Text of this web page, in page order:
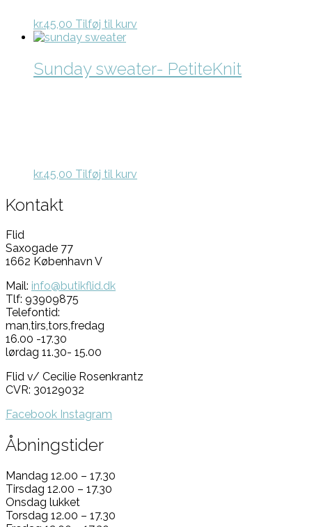
kr.45,00 Tilføj til kurv
Sunday sweater- PetiteKnit
kr.45,00 Tilføj til kurv
Kontakt
Flid
Saxogade 77
1662 København V
Mail: info@butikflid.dk
Tlf: 93909875
Telefontid:
man,tirs,tors,fredag
16.00 -17.30
lørdag 11.30- 15.00
Flid v/ Cecilie Rosenkrantz
CVR: 30129032
Facebook Instagram
Åbningstider
Mandag 12.00 – 17.30
Tirsdag 12.00 – 17.30
Onsdag lukket
Torsdag 12.00 – 17.30